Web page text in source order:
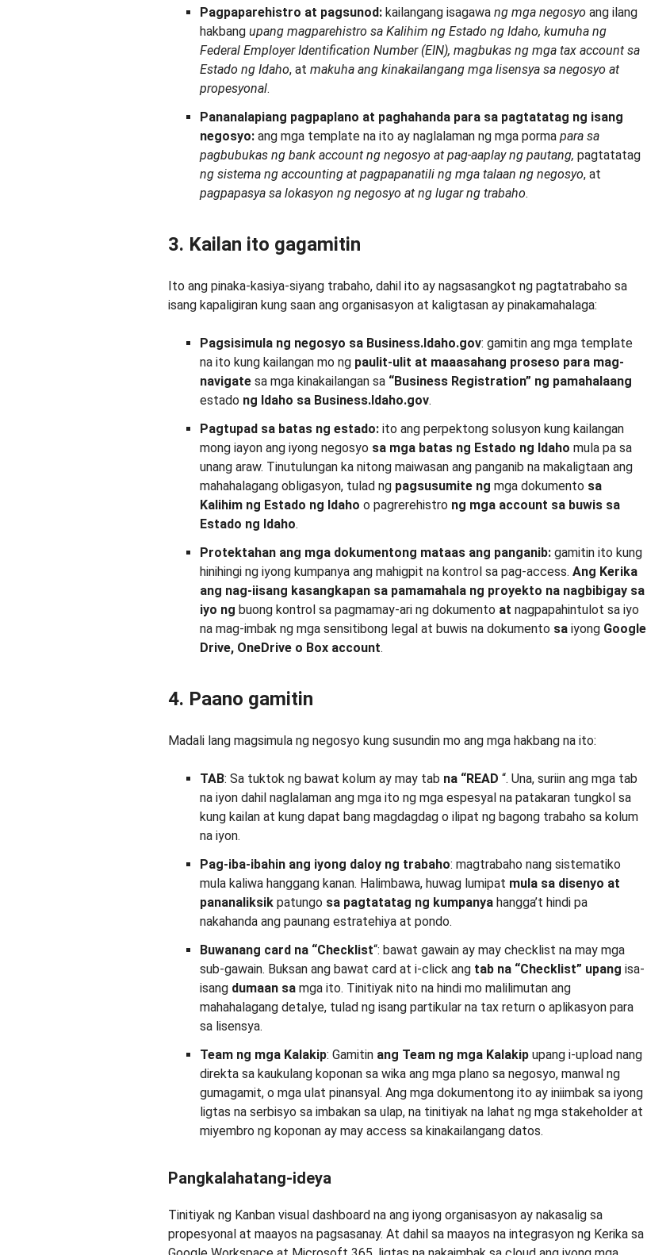
Pagpaparehistro at pagsunod: kailangang isagawa ng mga negosyo ang ilang
hakbang upang magparehistro sa Kalihim ng Estado ng Idaho, kumuha ng
Federal Employer Identification Number (EIN), magbukas ng mga tax account sa
Estado ng Idaho, at makuha ang kinakailangang mga lisensya sa negosyo at
propesyonal.
Pananalapiang pagpaplano at paghahanda para sa pagtatatag ng isang
negosyo: ang mga template na ito ay naglalaman ng mga porma para sa
pagbubukas ng bank account ng negosyo at pag-aaplay ng pautang, pagtatatag
ng sistema ng accounting at pagpapanatili ng mga talaan ng negosyo, at
pagpapasya sa lokasyon ng negosyo at ng lugar ng trabaho.
3. Kailan ito gagamitin
Ito ang pinaka-kasiya-siyang trabaho, dahil ito ay nagsasangkot ng pagtatrabaho sa
isang kapaligiran kung saan ang organisasyon at kaligtasan ay pinakamahalaga:
Pagsisimula ng negosyo sa Business.Idaho.gov: gamitin ang mga template
na ito kung kailangan mo ng paulit-ulit at maaasahang proseso para mag-
navigate sa mga kinakailangan sa “Business Registration” ng pamahalaang
estado ng Idaho sa Business.Idaho.gov.
Pagtupad sa batas ng estado: ito ang perpektong solusyon kung kailangan
mong iayon ang iyong negosyo sa mga batas ng Estado ng Idaho mula pa sa
unang araw. Tinutulungan ka nitong maiwasan ang panganib na makaligtaan ang
mahahalagang obligasyon, tulad ng pagsusumite ng mga dokumento sa
Kalihim ng Estado ng Idaho o pagrerehistro ng mga account sa buwis sa
Estado ng Idaho.
Protektahan ang mga dokumentong mataas ang panganib: gamitin ito kung
hinihingi ng iyong kumpanya ang mahigpit na kontrol sa pag-access. Ang Kerika
ang nag-iisang kasangkapan sa pamamahala ng proyekto na nagbibigay sa
iyo ng buong kontrol sa pagmamay-ari ng dokumento at nagpapahintulot sa iyo
na mag-imbak ng mga sensitibong legal at buwis na dokumento sa iyong Google
Drive, OneDrive o Box account.
4. Paano gamitin
Madali lang magsimula ng negosyo kung susundin mo ang mga hakbang na ito:
TAB: Sa tuktok ng bawat kolum ay may tab na “READ “. Una, suriin ang mga tab
na iyon dahil naglalaman ang mga ito ng mga espesyal na patakaran tungkol sa
kung kailan at kung dapat bang magdagdag o ilipat ng bagong trabaho sa kolum
na iyon.
Pag-iba-ibahin ang iyong daloy ng trabaho: magtrabaho nang sistematiko
mula kaliwa hanggang kanan. Halimbawa, huwag lumipat mula sa disenyo at
pananaliksik patungo sa pagtatatag ng kumpanya hangga’t hindi pa
nakahanda ang paunang estratehiya at pondo.
Buwanang card na “Checklist“: bawat gawain ay may checklist na may mga
sub-gawain. Buksan ang bawat card at i-click ang tab na “Checklist” upang isa-
isang dumaan sa mga ito. Tinitiyak nito na hindi mo malilimutan ang
mahahalagang detalye, tulad ng isang partikular na tax return o aplikasyon para
sa lisensya.
Team ng mga Kalakip: Gamitin ang Team ng mga Kalakip upang i-upload nang
direkta sa kaukulang koponan sa wika ang mga plano sa negosyo, manwal ng
gumagamit, o mga ulat pinansyal. Ang mga dokumentong ito ay iniimbak sa iyong
ligtas na serbisyo sa imbakan sa ulap, na tinitiyak na lahat ng mga stakeholder at
miyembro ng koponan ay may access sa kinakailangang datos.
Pangkalahatang-ideya
Tinitiyak ng Kanban visual dashboard na ang iyong organisasyon ay nakasalig sa
propesyonal at maayos na pagsasanay. At dahil sa maayos na integrasyon ng Kerika sa